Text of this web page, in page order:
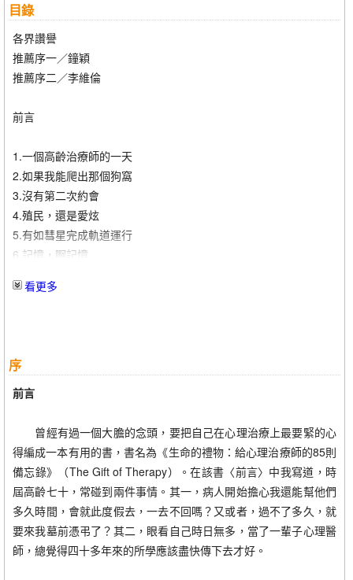
目錄
各界讚譽
推薦序一／鐘穎
推薦序二／李維倫
前言
1.一個高齡治療師的一天
2.如果我能爬出那個狗窩
3.沒有第二次約會
4.殖民，還是愛炫
5.有如彗星完成軌道運行
6.記憶，啊記憶
8.侵犯與騷擾
12.艾伯特的焦慮
13.角力平靜，格鬥創傷
15.角色互換
16.最可怕的噩夢
17.記憶，記憶，跑去哪兒了
18.茱蒂．史坦柏格的生日
19.乏味的倫敦時光
20.悲慘的人生開端
21.美好的人生開端
看更多
序
前言
曾經有過一個大膽的念頭，要把自己在心理治療上最要緊的心
得編成一本有用的書，書名為《生命的禮物：給心理治療師的85則
備忘錄》（The Gift of Therapy）。在該書〈前言〉中我寫道，時
屆高齡七十，常碰到兩件事情。其一，病人開始擔心我還能幫他們
多久時間，會就此度假去，一去不回嗎？又或者，過不了多久，就
要來我墓前憑弔了？其二，眼看自己時日無多，當了一輩子心理醫
師，總覺得四十多年來的所學應該盡快傳下去才好。